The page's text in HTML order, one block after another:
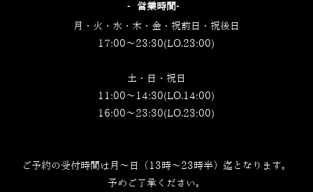
‐営業時間‐
月・火・水・木・金・祝前日・祝後日
17:00～23:30(LO.23:00)
土・日・祝日
11:00～14:30(LO.14:00)
16:00～23:30(LO.23:00)
ご予約の受付時間は月～日（13時～23時半）迄となります。
予めご了承ください。